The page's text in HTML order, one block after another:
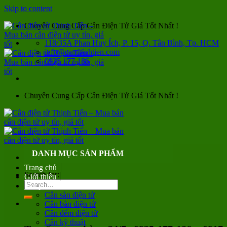
Skip to content
Chuyên Cung Cấp Cân Điện Tử Giá Tốt Nhất !
118/35A Phan Huy Ích, P. 15, Q. Tân Bình, Tp. HCM
info@canthinhtien.com
0935 177 186
Chuyên Cung Cấp Cân Điện Tử Giá Tốt Nhất !
Search for:
DANH MỤC SẢN PHẨM
Trang chủ
Giới thiệu
Sản phẩm
Cân sàn điện tử
Cân bàn điện tử
Cân đếm điện tử
Cân kỹ thuật